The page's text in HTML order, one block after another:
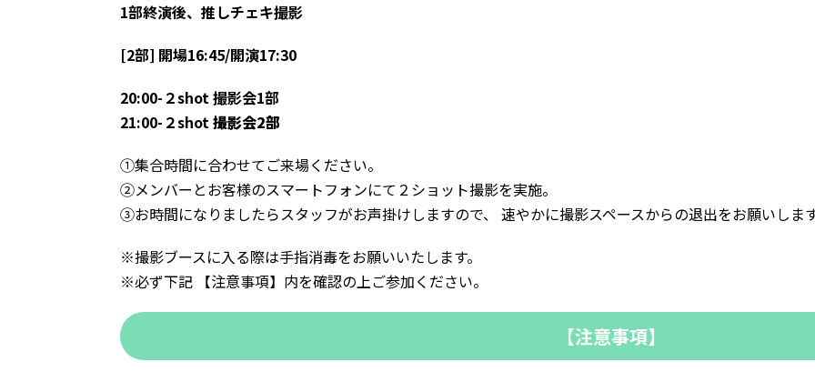
1部終演後、推しチェキ撮影
[2部] 開場16:45/開演17:30
20:00-２shot 撮影会1部
21:00-２shot撮影会2部
①集合時間に合わせてご来場ください。
②メンバーとお客様のスマートフォンにて２ショット撮影を実施。
③お時間になりましたらスタッフがお声掛けしますので、 速やかに撮影スペースからの退出をお願いしま
※撮影ブースに入る際は手指消毒をお願いいたします。
※必ず下記 【注意事項】内を確認の上ご参加ください。
【注意事項】